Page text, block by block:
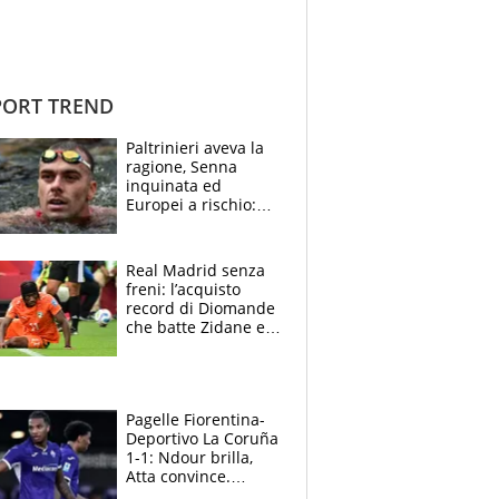
TREND
Paltrinieri aveva la
ragione, Senna
inquinata ed
Europei a rischio:
adesso
Real Madrid senza
freni: l’acquisto
record di Diomande
che batte Zidane e
Pagelle Fiorentina-
Deportivo La Coruña
1-1: Ndour brilla,
Atta convince.